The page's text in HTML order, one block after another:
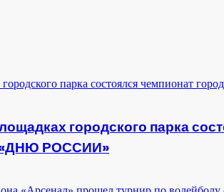
городского парка
«ДНЮ РОССИИ»